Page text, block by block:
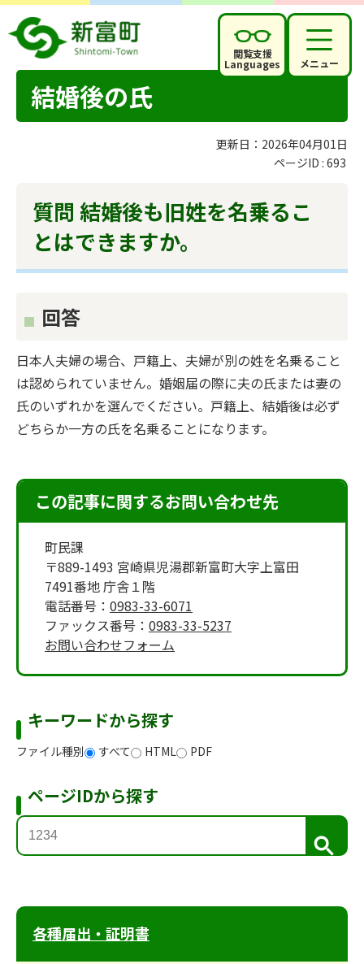
閲覧支援
Languages メニュー
結婚後の氏
更新日：2026年04月01日
ページID : 693
質問 結婚後も旧姓を名乗るこ
とはできますか。
回答
日本人夫婦の場合、戸籍上、夫婦が別の姓を名乗ること
は認められていません。婚姻届の際に夫の氏または妻の
氏のいずれかを選んでください。戸籍上、結婚後は必ず
どちらか一方の氏を名乗ることになります。
この記事に関するお問い合わせ先
町民課
〒889-1493 宮崎県児湯郡新富町大字上富田
7491番地 庁舎１階
電話番号： 0983-33-6071
ファックス番号： 0983-33-5237
お問い合わせフォーム
キーワードから探す
ファイル種別 すべて HTML PDF
ページIDから探す
検
索
各種届出・証明書